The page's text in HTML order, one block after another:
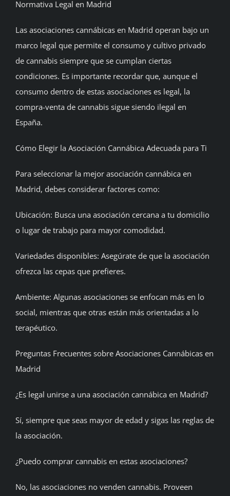
Normativa Legal en Madrid
Las asociaciones cannábicas en Madrid operan bajo un
marco legal que permite el consumo y cultivo privado
de cannabis siempre que se cumplan ciertas
condiciones. Es importante recordar que, aunque el
consumo dentro de estas asociaciones es legal, la
compra-venta de cannabis sigue siendo ilegal en
España.
Cómo Elegir la Asociación Cannábica Adecuada para Ti
Para seleccionar la mejor asociación cannábica en
Madrid, debes considerar factores como:
Ubicación: Busca una asociación cercana a tu domicilio
o lugar de trabajo para mayor comodidad.
Variedades disponibles: Asegúrate de que la asociación
ofrezca las cepas que prefieres.
Ambiente: Algunas asociaciones se enfocan más en lo
social, mientras que otras están más orientadas a lo
terapéutico.
Preguntas Frecuentes sobre Asociaciones Cannábicas en
Madrid
¿Es legal unirse a una asociación cannábica en Madrid?
Sí, siempre que seas mayor de edad y sigas las reglas de
la asociación.
¿Puedo comprar cannabis en estas asociaciones?
No, las asociaciones no venden cannabis. Proveen